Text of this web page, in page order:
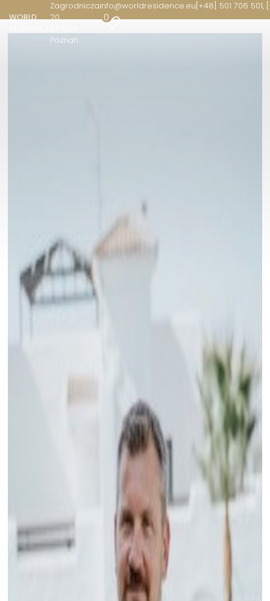
WORLD
Zagrodnicza
20
Poznań
info@worldresidence.eu[+48] 501 706
0